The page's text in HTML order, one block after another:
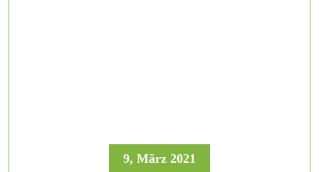
9, März 2021